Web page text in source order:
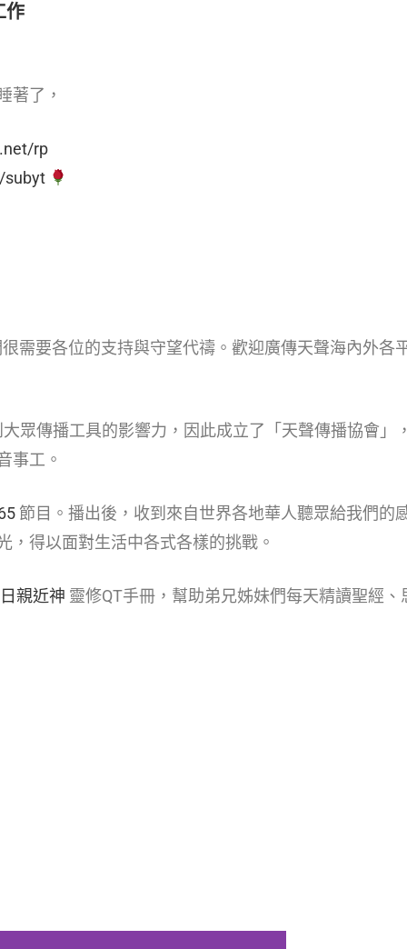
作
著了，
rp
subyt
需要各位的支持與守望代禱。歡迎廣傳天聲海內外各
眾傳播工具的影響力，因此成立了「天聲傳播協會」
事工。
節目。播出後，收到來自世界各地華人聽眾給我們的
，得以面對生活中各式各樣的挑戰。
親近神 靈修QT手冊，幫助弟兄姊妹們每天精讀聖經